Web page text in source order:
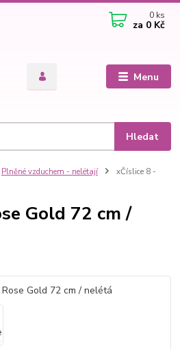
Menu
Hledat
0 ks
za 0 Kč
Plněné vzduchem - nelétají
xČíslice 8 -
Gold 72 cm /